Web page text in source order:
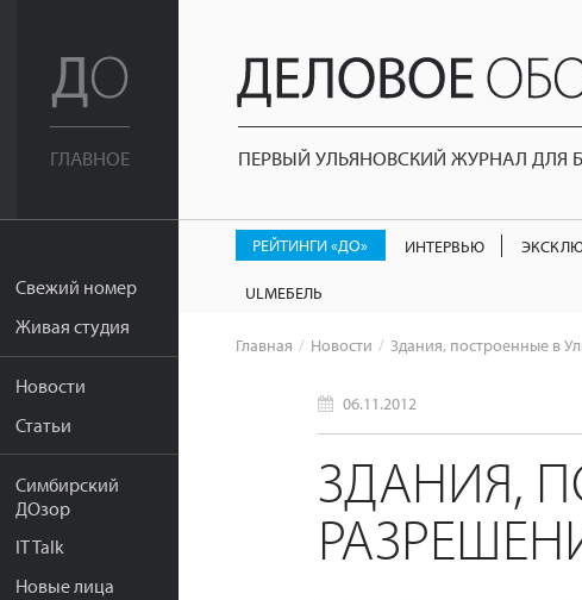
ГЛАВНОЕ
Свежий номер
Живая студия
Новости
Статьи
Симбирский
ДОзор
IT Talk
Новые лица
ПЕРВЫЙ УЛЬЯНОВСКИЙ ЖУРНАЛ ДЛЯ
РЕЙТИНГИ «ДО» ИНТЕРВЬЮ
ULМЕБЕЛЬ
Главная Новости Здания, построенные в
06.11.2012
ЗДАНИЯ,